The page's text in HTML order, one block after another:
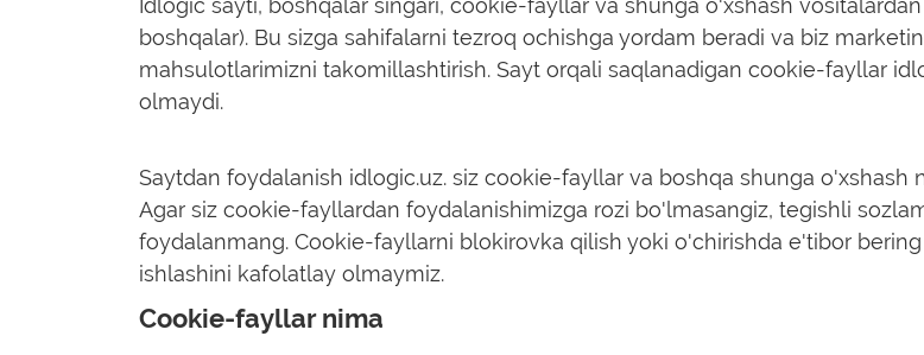
Idlogic sayti, boshqalar singari, cookie-fayllar va shunga o'xshash
boshqalar). Bu sizga sahifalarni tezroq ochishga yordam beradi va biz
mahsulotlarimizni takomillashtirish. Sayt orqali saqlanadigan cookie-fayllar
olmaydi.
Saytdan foydalanish idlogic.uz. siz cookie-fayllar va boshqa shunga o'xshash
Agar siz cookie-fayllardan foydalanishimizga rozi bo'lmasangiz, tegishli
foydalanmang. Cookie-fayllarni blokirovka qilish yoki o'chirishda e'tibor
ishlashini kafolatlay olmaymiz.
Cookie-fayllar nima